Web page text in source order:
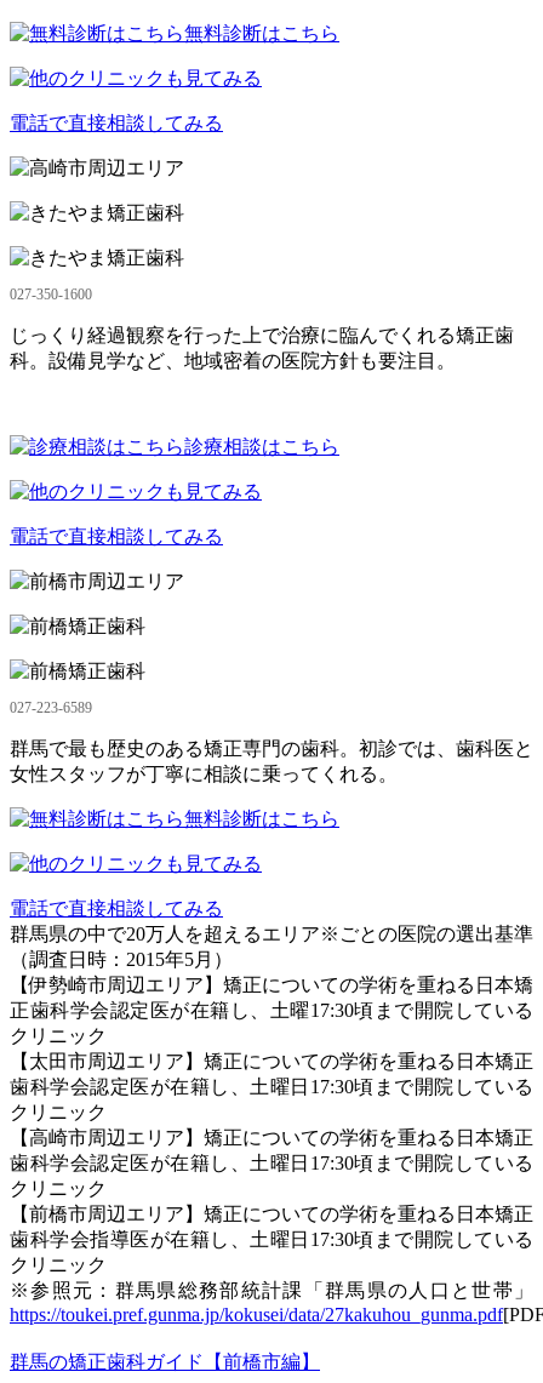
無料診断はこちら
電話で直接相談してみる
027-350-1600
じっくり経過観察を行った上で治療に臨んでくれる矯正歯
科。設備見学など、地域密着の医院方針も要注目。
診療相談はこちら
電話で直接相談してみる
027-223-6589
群馬で最も歴史のある矯正専門の歯科。初診では、歯科医と
女性スタッフが丁寧に相談に乗ってくれる。
無料診断はこちら
電話で直接相談してみる
群馬県の中で20万人を超えるエリア※ごとの医院の選出基準
（調査日時：2015年5月）
【伊勢崎市周辺エリア】矯正についての学術を重ねる日本矯
正歯科学会認定医が在籍し、土曜17:30頃まで開院している
クリニック
【太田市周辺エリア】矯正についての学術を重ねる日本矯正
歯科学会認定医が在籍し、土曜日17:30頃まで開院している
クリニック
【高崎市周辺エリア】矯正についての学術を重ねる日本矯正
歯科学会認定医が在籍し、土曜日17:30頃まで開院している
クリニック
【前橋市周辺エリア】矯正についての学術を重ねる日本矯正
歯科学会指導医が在籍し、土曜日17:30頃まで開院している
クリニック
※参照元：群馬県総務部統計課「群馬県の人口と世帯」
https://toukei.pref.gunma.jp/kokusei/data/27kakuhou_gunma.pdf
群馬の矯正歯科ガイド【前橋市編】